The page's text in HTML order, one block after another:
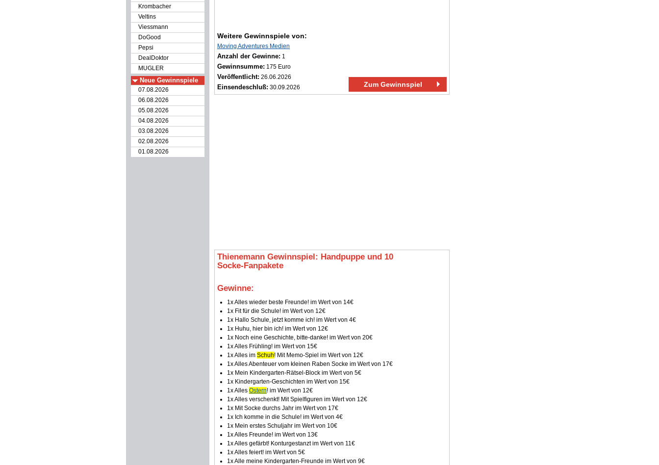
Krombacher
Veltins
Viessmann
DoGood
Pepsi
DealDoktor
MUGLER
Neue Gewinnspiele
07.08.2026
06.08.2026
05.08.2026
04.08.2026
03.08.2026
02.08.2026
01.08.2026
Weitere Gewinnspiele von:
Moving Adventures Medien
Anzahl der Gewinne: 1
Gewinnsumme: 175 Euro
Veröffentlicht: 26.06.2026
Einsendeschluß: 30.09.2026 Zum Gewinnspiel
Thienemann Gewinnspiel: Handpuppe und 10
Socke‑Fanpakete
Gewinne:
1x Alles wieder beste Freunde! im Wert von 14€
1x Fit für die Schule! im Wert von 12€
1x Hallo Schule, jetzt komme ich! im Wert von 4€
1x Huhu, hier bin ich! im Wert von 12€
1x Noch eine Geschichte, bitte-danke! im Wert von 20€
1x Alles Frühling! im Wert von 15€
1x Alles im Schuh! Mit Memo-Spiel im Wert von 12€
1x Alles Abenteuer vom kleinen Raben Socke im Wert von 17€
1x Mein Kindergarten‑Rätsel‑Block im Wert von 5€
1x Kindergarten‑Geschichten im Wert von 15€
1x Alles Ostern! im Wert von 12€
1x Alles verschenkt! Mit Spielfiguren im Wert von 12€
1x Mit Socke durchs Jahr im Wert von 17€
1x Ich komme in die Schule! im Wert von 4€
1x Mein erstes Schuljahr im Wert von 10€
1x Alles Freunde! im Wert von 13€
1x Alles gefärbt! Konturgestanzt im Wert von 11€
1x Alles feiert! im Wert von 5€
1x Alle meine Kindergarten‑Freunde im Wert von 9€